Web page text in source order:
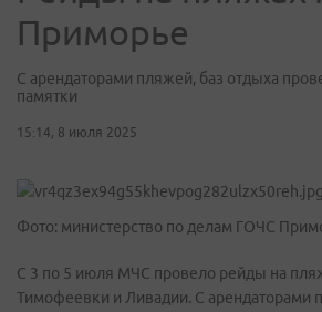
Приморье
С арендаторами пляжей, баз отдыха
памятки
15:14, 8 июля 2025
Фото: министерство по делам ГОЧС
С 3 по 5 июля МЧС провело рейды на
Тимофеевки и Ливадии. С арендаторами